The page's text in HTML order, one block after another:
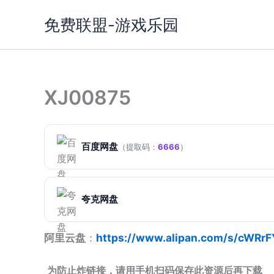
免费联盟-游戏乐园
XJ00875
百度网盘 （提取码： 6666）
夸克网盘
阿里云盘 ： https://www.alipan.com/s/
为防止炸链接，请用手机扫码保存此资源后再下载